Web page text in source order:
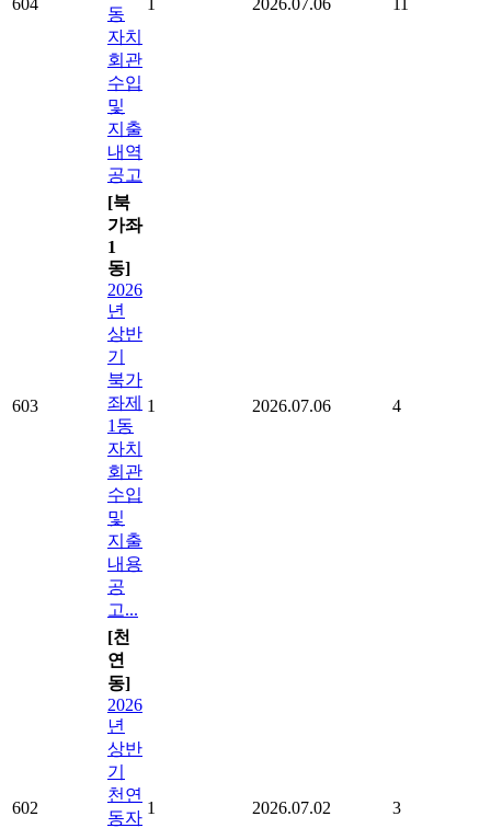
동
자치
회관
수입
및
지출
내역
공고
603
[북
가좌
1
동]
2026
년
상반
기
북가
좌제
1동
자치
회관
수입
및
지출
내용
공
고...
1 2026.07.06 4
602
[천
연
동]
2026
년
상반
기
천연
동자
1 2026.07.02 3